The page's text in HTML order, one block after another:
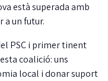
està superada amb
a un futur.
PSC i primer tinent
coalició: uns
local i donar suport